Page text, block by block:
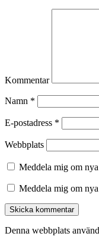
Kommentar
Namn *
E-postadress *
Webbplats
Meddela mig om
Meddela mig om
Denna webbplats